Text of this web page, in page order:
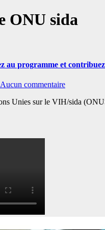
ONU sida
au programme et
Aucun commentaire
Unies sur le VIH/sida